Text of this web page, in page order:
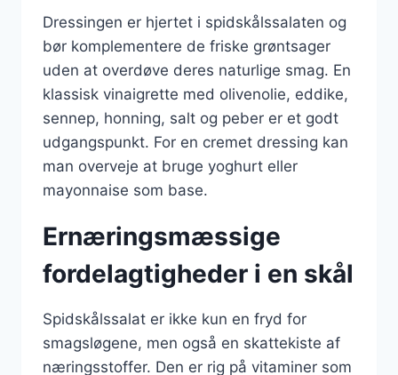
Dressingen er hjertet i spidskålssalaten og
bør komplementere de friske grøntsager
uden at overdøve deres naturlige smag. En
klassisk vinaigrette med olivenolie, eddike,
sennep, honning, salt og peber er et godt
udgangspunkt. For en cremet dressing kan
man overveje at bruge yoghurt eller
mayonnaise som base.
Ernæringsmæssige
fordelagtigheder i en skål
Spidskålssalat er ikke kun en fryd for
smagsløgene, men også en skattekiste af
næringsstoffer. Den er rig på vitaminer som